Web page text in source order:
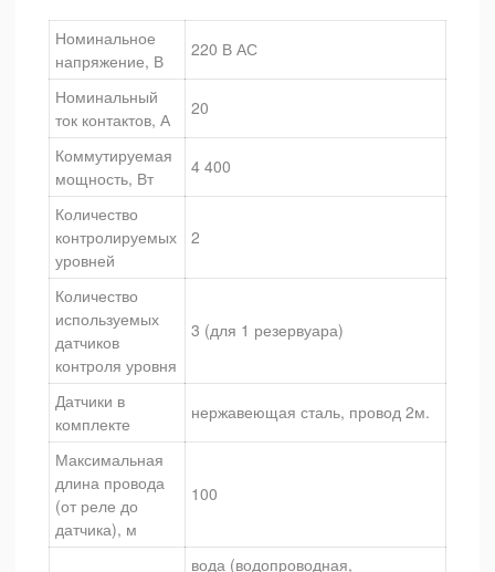
Номинальное
напряжение, В
220 В АС
Номинальный
ток контактов, А
20
Коммутируемая
мощность, Вт
4 400
Количество
контролируемых
уровней
2
Количество
используемых
датчиков
контроля уровня
3 (для 1 резервуара)
Датчики в
комплекте
нержавеющая сталь, провод 2м.
Максимальная
длина провода
(от реле до
датчика), м
100
вода (водопроводная,